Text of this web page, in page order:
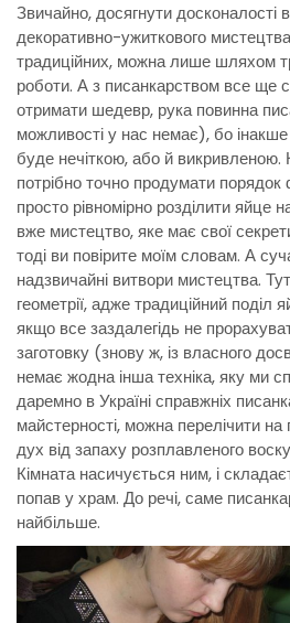
Звичайно, досягнути досконалості в
декоративно-ужиткового мистецтва
традиційних, можна лише шляхом
роботи. А з писанкарством все ще
отримати шедевр, рука повинна
можливості у нас немає), бо інакше
буде нечіткою, або й викривленою.
потрібно точно продумати
просто рівномірно розділити яйце
вже мистецтво, яке має свої
тоді ви повірите моїм словам. А
надзвичайні витвори мистецтва.
геометрії, адже традиційний поділ
якщо все заздалегідь не
заготовку (знову ж, із власного
немає жодна інша техніка, яку ми
даремно в Україні справжніх
майстерності, можна перелічити
дух від запаху розплавленого
Кімната насичується ним, і
попав у храм. До речі, саме
найбільше.